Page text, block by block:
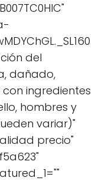
del
dañado,
ingredientes
hombres y
variar)"
precio"